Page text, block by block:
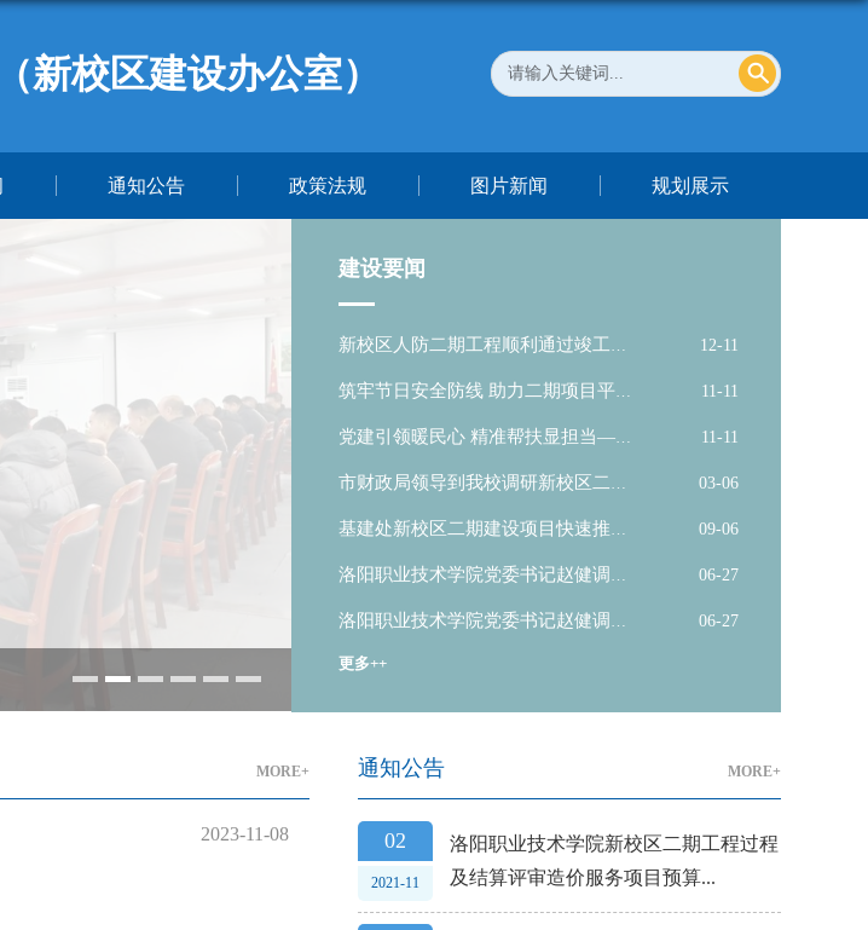
新校区建设办公室）
通知公告 政策法规 图片新闻 规划展示
建设要闻
新校区人防二期工程顺利通过竣工验
收 ——迈...
12-11
筑牢节日安全防线 助力二期项目平稳
移交
11-11
党建引领暖民心 精准帮扶显担当——
基建处党...
11-11
市财政局领导到我校调研新校区二期
项目建设...
03-06
基建处新校区二期建设项目快速推进
中
09-06
洛阳职业技术学院党委书记赵健调研
新校区二...
06-27
洛阳职业技术学院党委书记赵健调研
新校区二...
06-27
更多++
MORE+
2023-11-08
通知公告 MORE+
02
2021-11
洛阳职业技术学院新校区二期工程过程
及结算评审造价服务项目预算...